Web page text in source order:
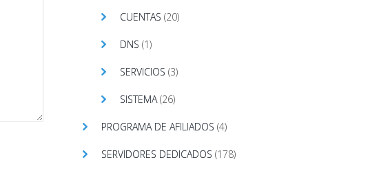
CUENTAS (20)
DNS (1)
SERVICIOS (3)
SISTEMA(26)
PROGRAMA DE AFILIADOS (4)
SERVIDORES DEDICADOS (178)